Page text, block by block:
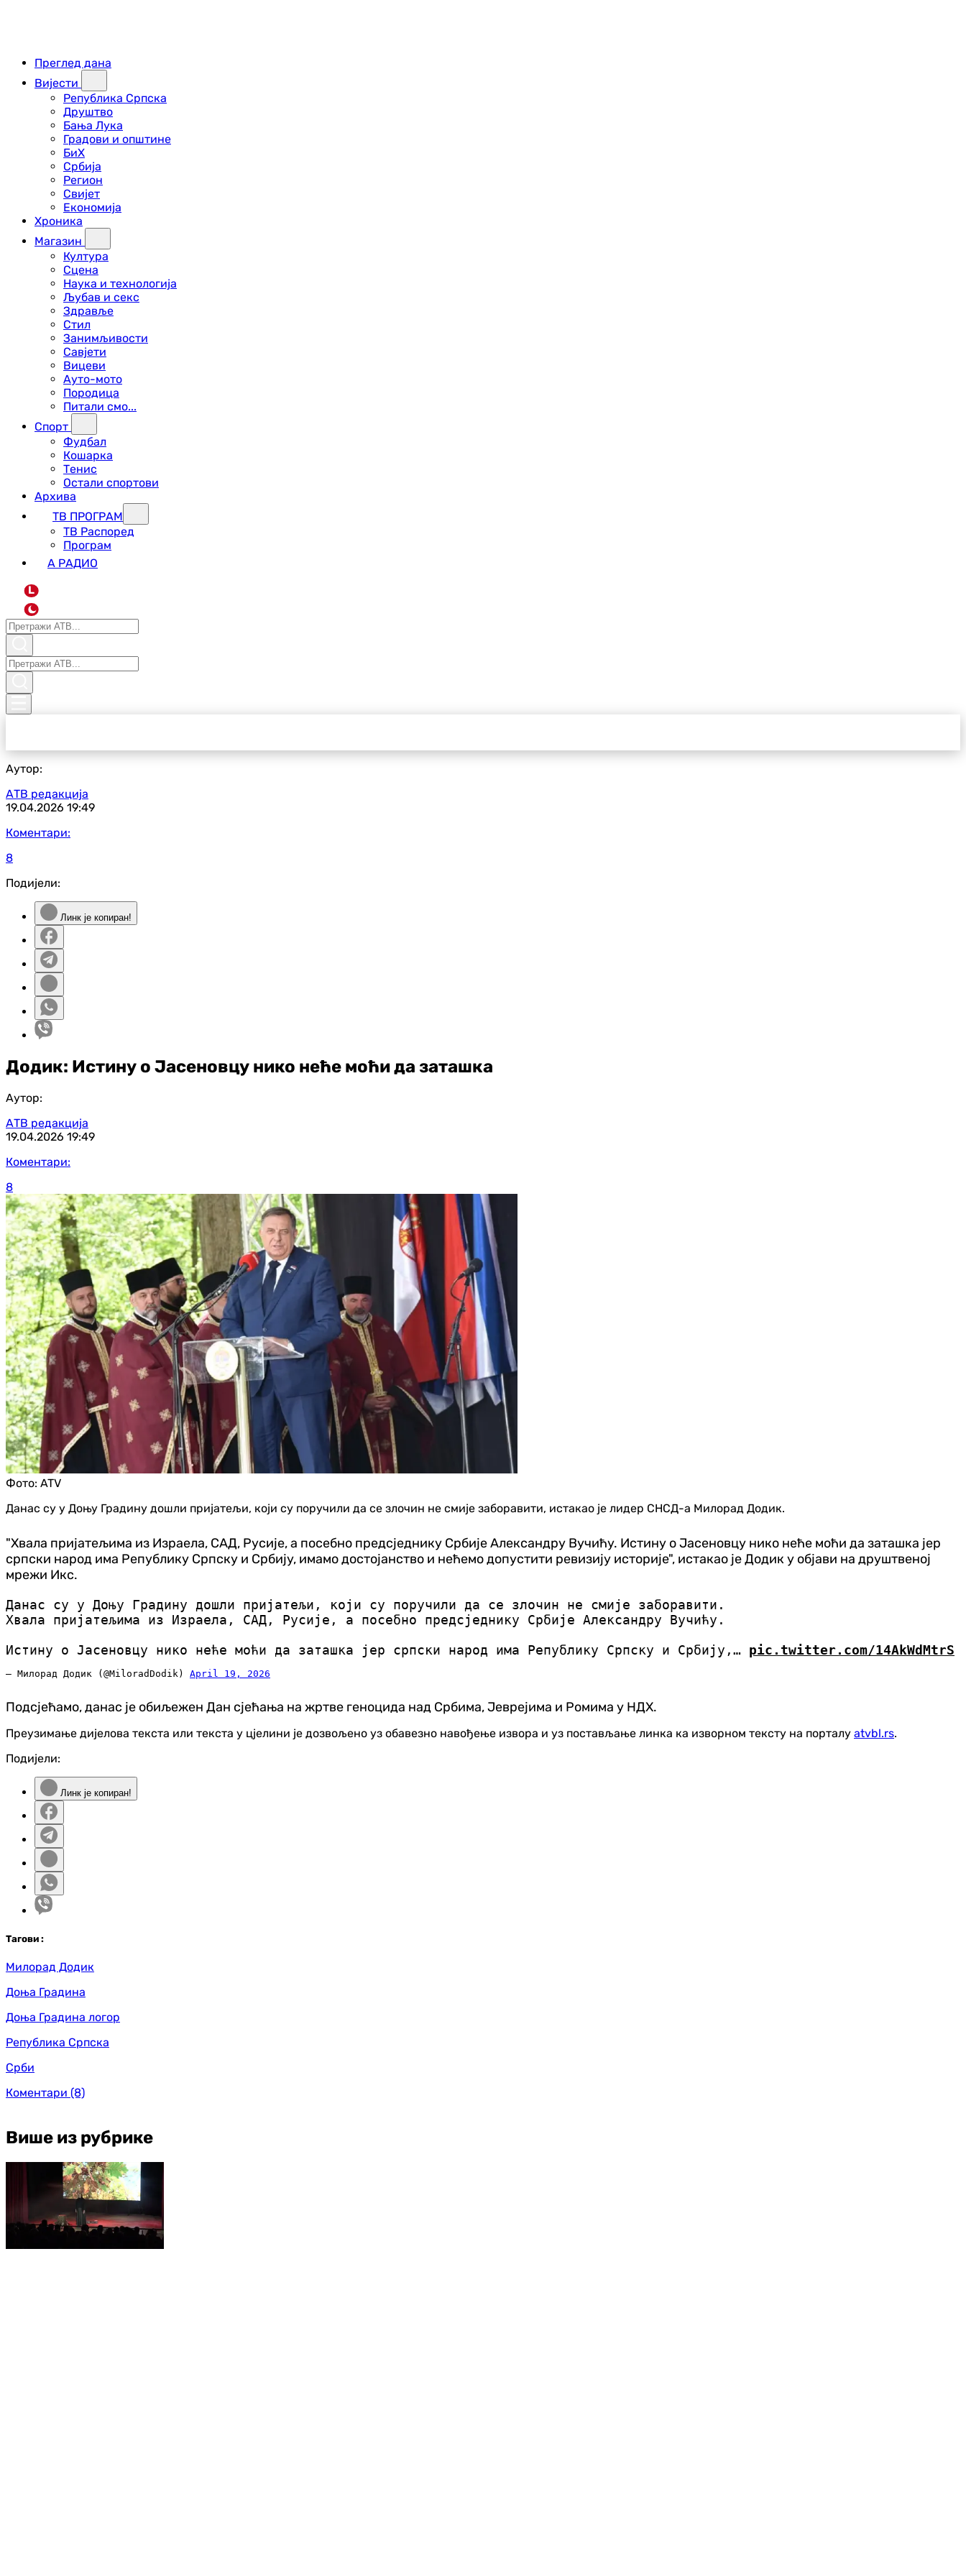
Преглед дана
Вијести
Република Српска
Друштво
Бања Лука
Градови и општине
БиХ
Србија
Регион
Свијет
Економија
Хроника
Магазин
Култура
Сцена
Наука и технологија
Љубав и секс
Здравље
Стил
Занимљивости
Савјети
Вицеви
Ауто-мото
Породица
Питали смо...
Спорт
Фудбал
Кошарка
Тенис
Остали спортови
Архива
ТВ ПРОГРАМ
ТВ Распоред
Програм
А РАДИО
L
Аутор:
АТВ редакција
19.04.2026 19:49
Коментари:
8
Подијели:
Линк је копиран!
Додик: Истину о Јасеновцу нико неће моћи да заташка
Аутор:
АТВ редакција
19.04.2026 19:49
Коментари:
8
Фото: ATV
Данас су у Доњу Градину дошли пријатељи, који су поручили да се злочин не смије заборавити, истакао је лидер СНСД-а Милорад Додик.
"Хвала пријатељима из Израела, САД, Русије, а посебно предсједнику Србије Александру Вучићу. Истину о Јасеновцу нико неће моћи да заташка јер
српски народ има Републику Српску и Србију, имамо достојанство и нећемо допустити ревизију историје", истакао је Додик у објави на друштвеној
мрежи Икс.
Данас су у Доњу Градину дошли пријатељи, који су поручили да се злочин не смије заборавити.
Хвала пријатељима из Израела, САД, Русије, а посебно предсједнику Србије Александру Вучићу.
Истину о Јасеновцу нико неће моћи да заташка јер српски народ има Републику Српску и Србију,… pic.twitter.com/14AkWdMtrS
— Милорад Додик (@MiloradDodik) April 19, 2026
Подсјећамо, данас је обиљежен Дан сјећања на жртве геноцида над Србима, Јеврејима и Ромима у НДХ.
Преузимање дијелова текста или текста у цјелини је дозвољено уз обавезно навођење извора и уз постављање линка ка изворном тексту на порталу atvbl.rs.
Подијели:
Линк је копиран!
Тагови :
Милорад Додик
Доња Градина
Доња Градина логор
Република Српска
Срби
Коментари (8)
Више из рубрике